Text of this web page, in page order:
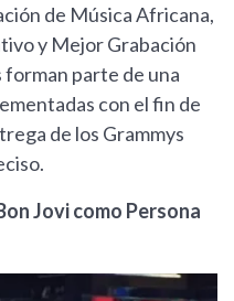
de Música Africana,
y Mejor Grabación
forman parte de una
con el fin de
de los Grammys
Jovi como Persona